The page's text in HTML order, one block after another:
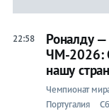
22:58
Роналду
ЧМ-2026:
нашу
Чемпионат
Португалия
Конго
Лента